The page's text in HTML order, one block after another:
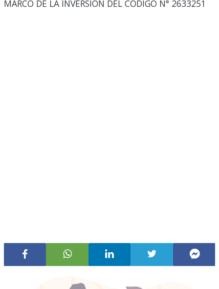
MARCO DE LA INVERSIÓN DEL CÓDIGO N° 2633251